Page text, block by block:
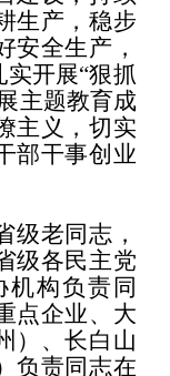
生产，稳步
安全生产，
实开展“狠抓
主题教育成
主义，切实
部干事创业
级老同志，
级各民主党
机构负责同
点企业、大
）、长白山
负责同志在